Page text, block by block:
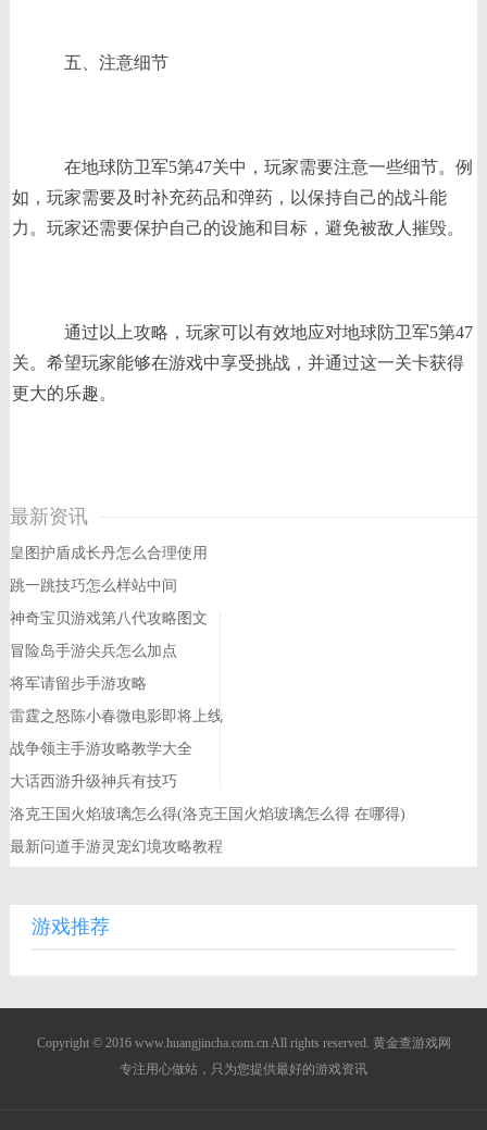
五、注意细节
在地球防卫军5第47关中，玩家需要注意一些细节。例
如，玩家需要及时补充药品和弹药，以保持自己的战斗能
力。玩家还需要保护自己的设施和目标，避免被敌人摧毁。
通过以上攻略，玩家可以有效地应对地球防卫军5第47
关。希望玩家能够在游戏中享受挑战，并通过这一关卡获得
更大的乐趣。
最新资讯
皇图护盾成长丹怎么合理使用
跳一跳技巧怎么样站中间
神奇宝贝游戏第八代攻略图文
冒险岛手游尖兵怎么加点
将军请留步手游攻略
雷霆之怒陈小春微电影即将上线
战争领主手游攻略教学大全
大话西游升级神兵有技巧
洛克王国火焰玻璃怎么得(洛克王国火焰玻璃怎么得 在哪得)
最新问道手游灵宠幻境攻略教程
游戏推荐
Copyright © 2016 www.huangjincha.com.cn All rights reserved. 黄金查游戏网
专注用心做站，只为您提供最好的游戏资讯